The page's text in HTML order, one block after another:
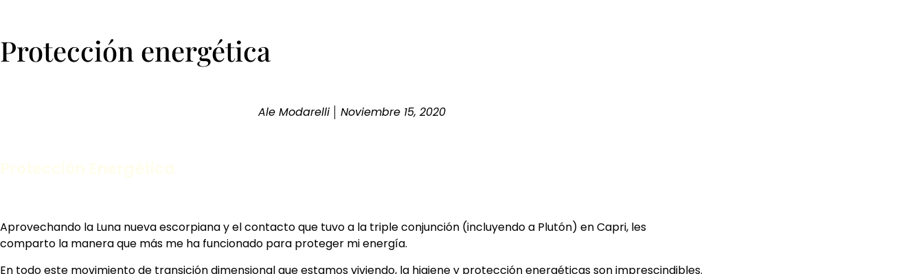
Protección energética
Ale Modarelli Noviembre 15, 2020
Aprovechando la Luna nueva escorpiana y el contacto que tuvo a la triple conjunción (incluyendo a Plutón) en Capri, les
comparto la manera que más me ha funcionado para proteger mi energía.
En todo este movimiento de transición dimensional que estamos viviendo, la higiene y protección energéticas son imprescindibles.